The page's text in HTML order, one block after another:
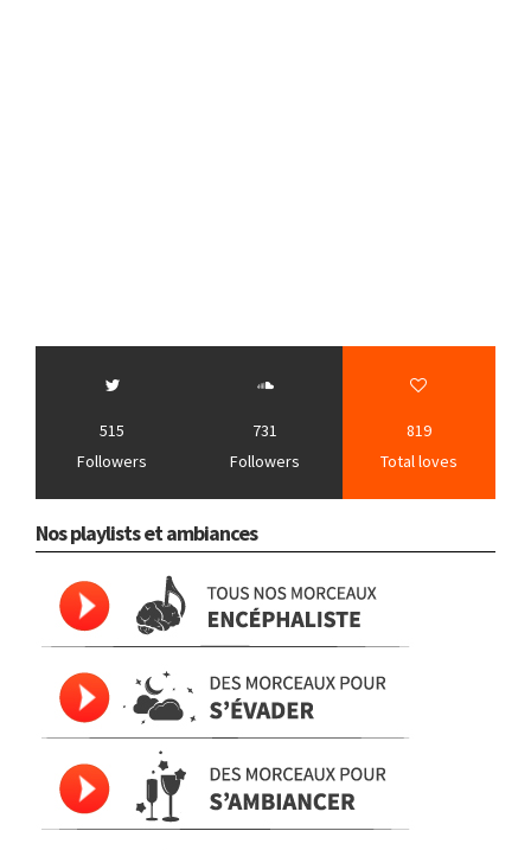
515
Followers
731
Followers
819
Total loves
Nos playlists et ambiances